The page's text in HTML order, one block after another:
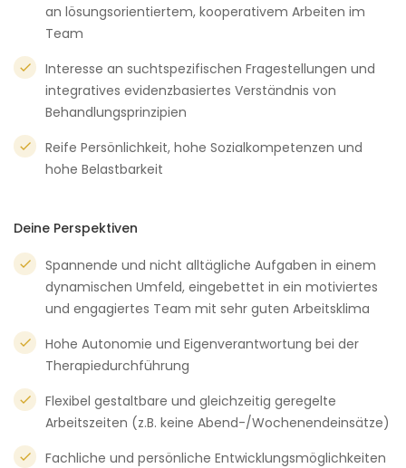
an lösungsorientiertem, kooperativem Arbeiten im
Team
Interesse an suchtspezifischen Fragestellungen und
integratives evidenzbasiertes Verständnis von
Behandlungsprinzipien
Reife Persönlichkeit, hohe Sozialkompetenzen und
hohe Belastbarkeit
Deine Perspektiven
Spannende und nicht alltägliche Aufgaben in einem
dynamischen Umfeld, eingebettet in ein motiviertes
und engagiertes Team mit sehr guten Arbeitsklima
Hohe Autonomie und Eigenverantwortung bei der
Therapiedurchführung
Flexibel gestaltbare und gleichzeitig geregelte
Arbeitszeiten (z.B. keine Abend-/Wochenendeinsätze)
Fachliche und persönliche Entwicklungsmöglichkeiten